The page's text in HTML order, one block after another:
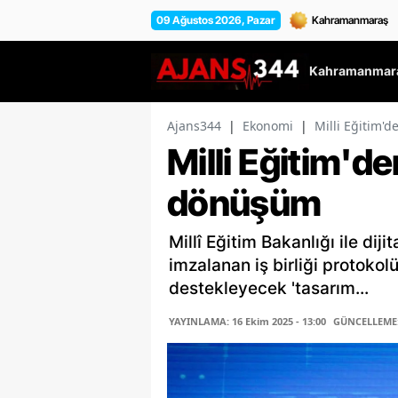
09 Ağustos 2026, Pazar
Ajans344 | Ekonomi | Milli
Milli
dönüşüm
Millî Eğitim Bakanlığı ile
imzalanan iş birliği
destekleyecek 'tasarım...
YAYINLAMA: 16 Ekim 2025 - 13:00